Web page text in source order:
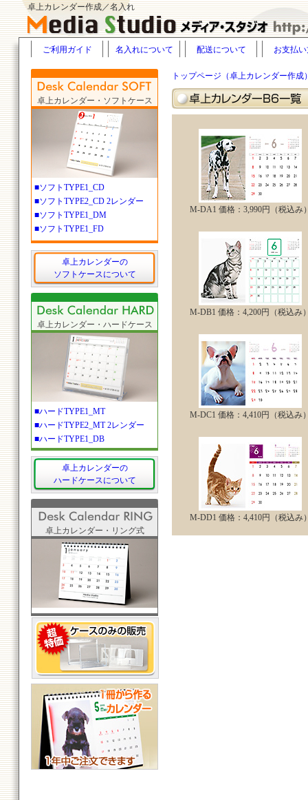
卓上カレンダー作成／名入れ
トップページ（卓上カレンダー作成
M-DA1 価格：3,990円（税込み
M-DB1 価格：4,200円（税込み
M-DC1 価格：4,410円（税込み
M-DD1 価格：4,410円（税込み
卓上カレンダー・ソフトケース
■ソフトTYPE1_CD
■ソフトTYPE2_CD 2レンダー
■ソフトTYPE1_DM
■ソフトTYPE1_FD
卓上カレンダーの
ソフトケースについて
卓上カレンダー・ハードケース
■ハードTYPE1_MT
■ハードTYPE2_MT 2レンダー
■ハードTYPE1_DB
卓上カレンダーの
ハードケースについて
卓上カレンダー・リング式
リング式
オリジナルカレンダー
卓上カレンダーケース販売
ご利用ガイド 名入れについて 配送について お支払